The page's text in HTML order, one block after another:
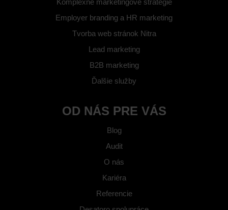
Komplexné marketingové stratégie
Employer branding a HR marketing
Tvorba web stránok Nitra
Lead marketing
B2B marketing
Ďalšie služby
OD NÁS PRE VÁS
Blog
Audit
O nás
Kariéra
Referencie